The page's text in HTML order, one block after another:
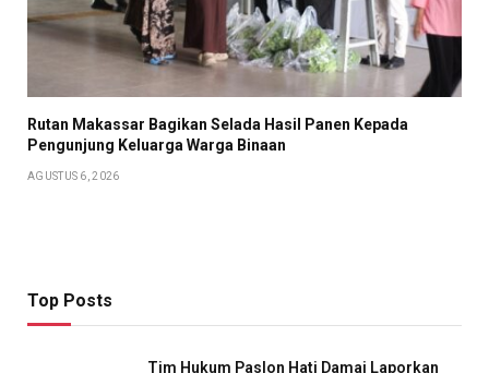
Rutan Makassar Bagikan Selada Hasil Panen Kepada
Pengunjung Keluarga Warga Binaan
AGUSTUS 6, 2026
Top Posts
Tim Hukum Paslon Hati Damai Laporkan